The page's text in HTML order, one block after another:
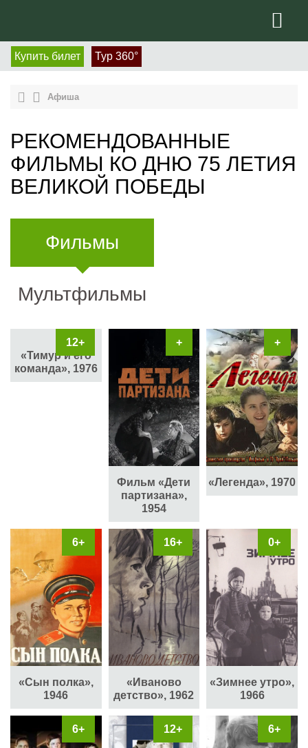
Купить билет Тур 360°
Афиша
РЕКОМЕНДОВАННЫЕ
ФИЛЬМЫ КО ДНЮ 75 ЛЕТИЯ
ВЕЛИКОЙ ПОБЕДЫ
Фильмы
Мультфильмы
12+
«Тимур и его
команда», 1976
+
Фильм «Дети
партизана»,
1954
+
«Легенда», 1970
6+
«Сын полка»,
1946
16+
«Иваново
детство», 1962
0+
«Зимнее утро»,
1966
6+ 12+ 6+